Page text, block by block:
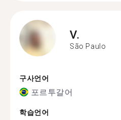
V.
São Paulo
구사언어
포르투갈어
학습언어